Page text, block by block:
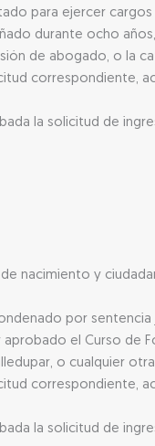
para ejercer
durante ocho
de abogado, o la
correspondiente,
la solicitud de
nacimiento y
por
aprobado el Curso de
o cualquier
correspondiente,
la solicitud de